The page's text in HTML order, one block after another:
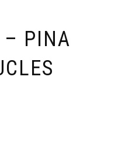
– PINA